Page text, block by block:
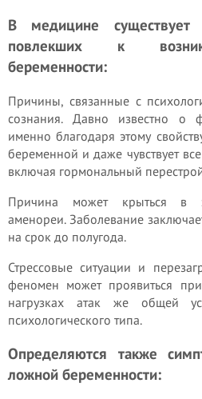
В медицине существует
повлекших к
беременности:
Причины, связанные с
сознания. Давно известно о
именно благодаря этому
беременной и даже чувствует
включая гормональный
Причина может крыться в
аменореи. Заболевание
на срок до полугода.
Стрессовые ситуации и
феномен может проявиться
нагрузках атак же общей
психологического типа.
Определяются также
ложной беременности: